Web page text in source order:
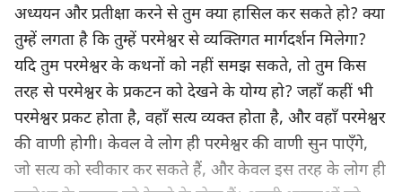
अध्ययन और प्रतीक्षा करने से तुम क्या हासिल कर सकते हो? क्या
तुम्हें लगता है कि तुम्हें परमेश्वर से व्यक्तिगत मार्गदर्शन मिलेगा?
यदि तुम परमेश्वर के कथनों को नहीं समझ सकते, तो तुम किस
तरह से परमेश्वर के प्रकटन को देखने के योग्य हो? जहाँ कहीं भी
परमेश्वर प्रकट होता है, वहाँ सत्य व्यक्त होता है, और वहाँ परमेश्वर
की वाणी होगी। केवल वे लोग ही परमेश्वर की वाणी सुन पाएँगे,
जो सत्य को स्वीकार कर सकते हैं, और केवल इस तरह के लोग ही